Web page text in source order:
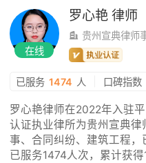
在线
罗心艳 律师
贵州宣典律师
已服务 1474 人 口碑指数
罗心艳律师在2022年入驻
认证执业律所为贵州宣典
事、合同纠纷、建筑工程，
已服务1474人次，累计获